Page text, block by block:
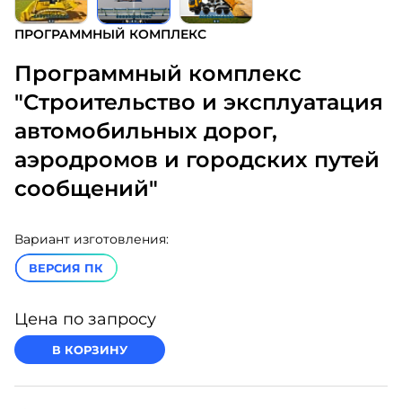
ПРОГРАММНЫЙ КОМПЛЕКС
Программный комплекс
"Строительство и эксплуатация
автомобильных дорог,
аэродромов и городских путей
сообщений"
Вариант изготовления:
ВЕРСИЯ ПК
Цена по запросу
В КОРЗИНУ